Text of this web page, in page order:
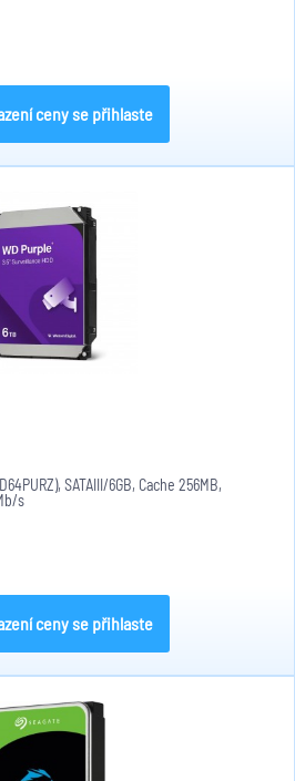
ceny se přihlaste
SATAIII/6GB, Cache 256MB,
s
ceny se přihlaste